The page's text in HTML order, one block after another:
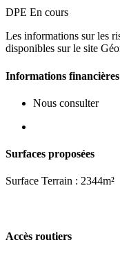
DPE En cours
Les informations sur les
disponibles sur le site
Informations financières
Nous consulter
Surfaces proposées
Surface Terrain : 2344m²
Accès routiers